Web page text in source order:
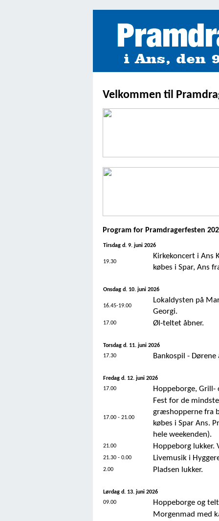
Velkommen til
Program for Pramdragerfesten
Tirsdag d. 9. juni 2026
19.30
Kirkekoncert i Ans
købes i Spar, Ans
Onsdag d. 10. juni 2026
16.45-19.00
Lokaldysten på
Georgi.
17.00 Øl-teltet åbner.
Torsdag d. 11. juni 2026
17.30
Bankospil -
Fredag d. 12. juni 2026
17.00
Hoppeborge, Grill-
17.00 - 21.00
Fest for de
græshopperne fra
købes i Spar Ans.
hele weekenden).
21.00 Hoppeborg lukker.
21.30 - 0.00 Livemusik i
2.00 Pladsen lukker.
Lørdag d. 13. juni 2026
09.00
Hoppeborge og
Morgenmad med